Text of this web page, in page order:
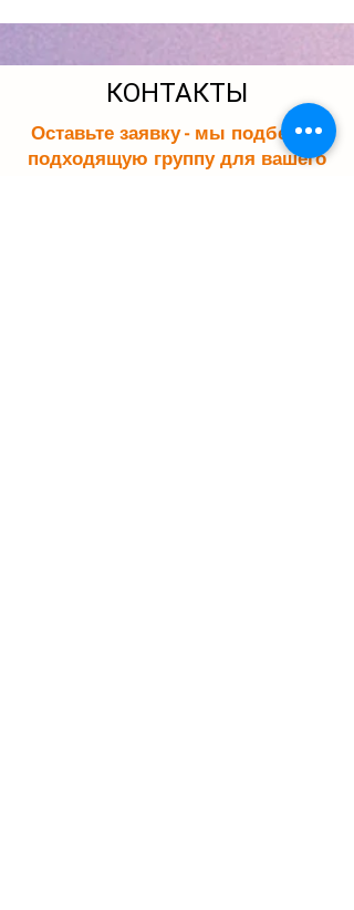
КОНТАКТЫ
Оставьте заявку - мы подберем
подходящую группу для вашего